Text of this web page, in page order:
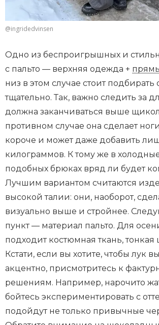
@ingridedvinsen
Одно из беспроигрышных и
с пальто — верхняя одежда +
низ в этом случае стоит подбирать
тщательно. Так, важно следить за
должна заканчиваться выше
противном случае она сделает
короче и может даже добавить
килограммов. К тому же в
подобных брюках вряд ли будет
Лучшим вариантом считаются
высокой талии: они, наоборот,
визуально выше и стройнее.
пункт — материал пальто. Для
подходит костюмная ткань, тонкая
Кстати, если вы хотите, чтобы лук
акцентно, присмотритесь к
решениям. Например, нарочито
бойтесь экспериментировать с
подойдут не только привычные